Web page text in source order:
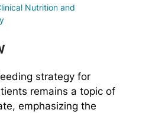
Nutrition and
strategy for
remains a topic of
emphasizing the